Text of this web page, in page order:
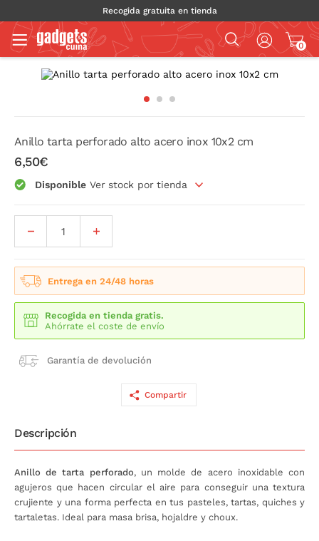
Recogida gratuita en tienda
0
Anillo tarta perforado alto acero inox 10x2 cm
6,50€
Disponible Ver stock por tienda
Entrega en 24/48 horas
Recogida en tienda gratis.
Ahórrate el coste de envío
Garantía de devolución
Compartir
Descripción
Anillo de tarta perforado, un molde de acero inoxidable con
agujeros que hacen circular el aire para conseguir una textura
crujiente y una forma perfecta en tus pasteles, tartas, quiches y
tartaletas. Ideal para masa brisa, hojaldre y choux.